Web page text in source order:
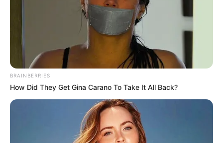
BRAINBERRIES
How Did They Get Gina Carano To Take It All Back?